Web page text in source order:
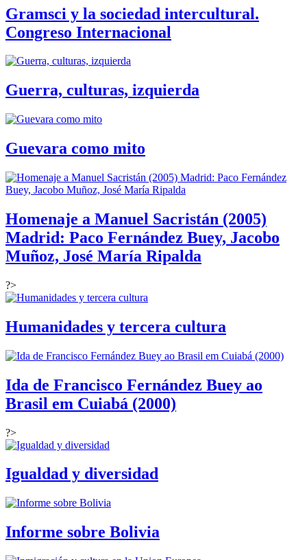
Gramsci y la sociedad intercultural.
Congreso Internacional
Guerra, culturas, izquierda
Guevara como mito
Homenaje a Manuel Sacristán (2005)
Madrid: Paco Fernández Buey, Jacobo
Muñoz, José María Ripalda
?>
Humanidades y tercera cultura
Ida de Francisco Fernández Buey ao
Brasil em Cuiabá (2000)
?>
Igualdad y diversidad
Informe sobre Bolivia